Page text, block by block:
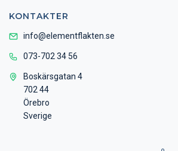
KONTAKTER
info@elementflakten.se
073-702 34 56
Boskärsgatan 4
702 44
Örebro
Sverige